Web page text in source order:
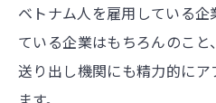
ベトナム人を雇用している
ている企業はもちろんのこ
送り出し機関にも精力的に